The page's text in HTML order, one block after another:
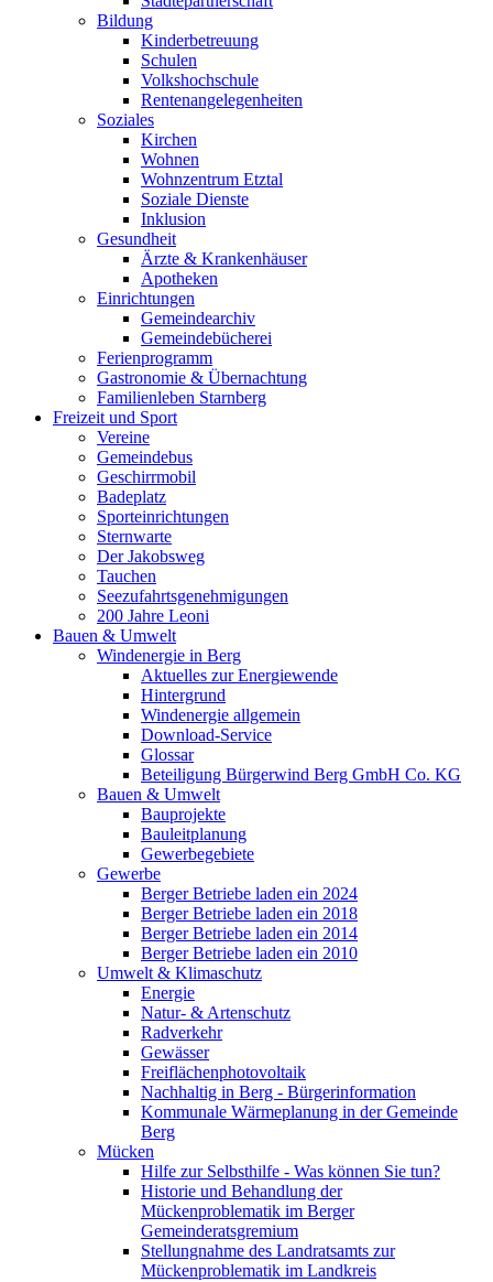
Bildung
Kinderbetreuung
Schulen
Volkshochschule
Rentenangelegenheiten
Soziales
Kirchen
Wohnen
Wohnzentrum Etztal
Soziale Dienste
Inklusion
Gesundheit
Ärzte & Krankenhäuser
Apotheken
Einrichtungen
Gemeindearchiv
Gemeindebücherei
Ferienprogramm
Gastronomie & Übernachtung
Familienleben Starnberg
Freizeit und Sport
Vereine
Gemeindebus
Geschirrmobil
Badeplatz
Sporteinrichtungen
Sternwarte
Der Jakobsweg
Tauchen
Seezufahrtsgenehmigungen
200 Jahre Leoni
Bauen & Umwelt
Windenergie in Berg
Aktuelles zur Energiewende
Hintergrund
Windenergie allgemein
Download-Service
Glossar
Beteiligung Bürgerwind Berg GmbH Co. KG
Bauen & Umwelt
Bauprojekte
Bauleitplanung
Gewerbegebiete
Gewerbe
Berger Betriebe laden ein 2024
Berger Betriebe laden ein 2018
Berger Betriebe laden ein 2014
Berger Betriebe laden ein 2010
Umwelt & Klimaschutz
Energie
Natur- & Artenschutz
Radverkehr
Gewässer
Freiflächenphotovoltaik
Nachhaltig in Berg - Bürgerinformation
Kommunale Wärmeplanung in der Gemeinde
Berg
Mücken
Hilfe zur Selbsthilfe - Was können Sie tun?
Historie und Behandlung der
Mückenproblematik im Berger
Gemeinderatsgremium
Stellungnahme des Landratsamts zur
Mückenproblematik im Landkreis